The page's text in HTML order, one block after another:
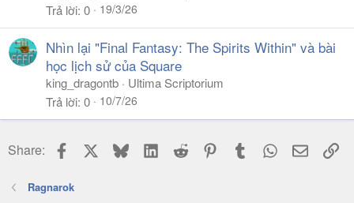
Trả lời 0 19/3/26
Nhìn lại "Final Fantasy: The Spirits Within" và bài
học lịch sử của Square
king_dragontb
Ultima Scriptorium
Trả lời 0 10/7/26
Share: Facebook BlueskyLinkedIn
Reddit PinterestTumblr WhatsApp
Email
Ragnarok